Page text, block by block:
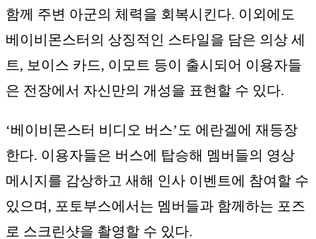
함께 주변 아군의 체력을 회복시킨다. 이외에도
베이비몬스터의 상징적인 스타일을 담은 의상 세
트, 보이스 카드, 이모트 등이 출시되어 이용자들
은 전장에서 자신만의 개성을 표현할 수 있다.
‘베이비몬스터 비디오 버스’도 에란겔에 재등장
한다. 이용자들은 버스에 탑승해 멤버들의 영상
메시지를 감상하고 새해 인사 이벤트에 참여할 수
있으며, 포토부스에서는 멤버들과 함께하는 포즈
로 스크린샷을 촬영할 수 있다.